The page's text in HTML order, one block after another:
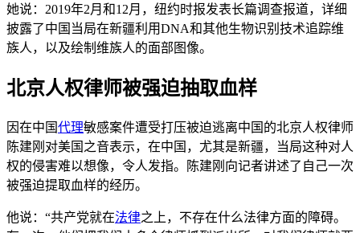
她说：2019年2月和12月，纽约时报发表长篇调查报道，详细
披露了中国当局在新疆利用DNA和其他生物识别技术追踪维
族人，以及绘制维族人的面部图像。
北京人权律师被强迫抽取血样
因在中国代理敏感案件遭受打压被迫逃离中国的北京人权律师
陈建刚对美国之音表示，在中国，尤其是新疆，当局这种对人
权的侵害难以想像，令人发指。陈建刚向记者讲述了自己一次
被强迫提取血样的经历。
他说：“共产党就在法律之上，不存在什么法律方面的障碍。